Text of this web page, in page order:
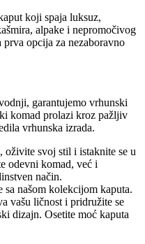
koji spaja luksuz,
alpake i nepromočivog
opcija za nezaboravno
garantujemo vrhunski
komad prolazi kroz pažljiv
vrhunska izrada.
oživite svoj stil i istaknite se u
odevni komad, već i
način.
našom kolekcijom kaputa.
vašu ličnost i pridružite se
dizajn. Osetite moć kaputa